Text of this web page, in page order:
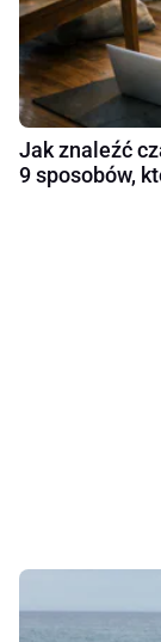
Jak znaleźć
9 sposobów,